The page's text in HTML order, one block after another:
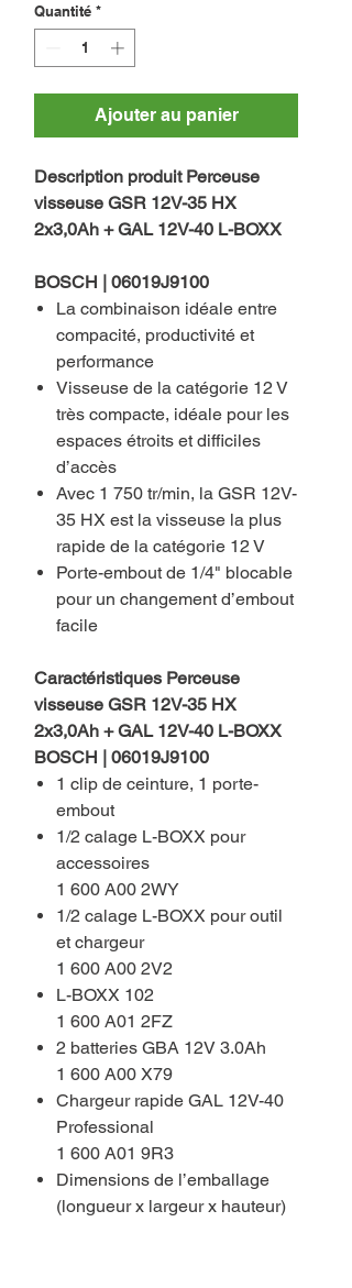
Quantité *
Ajouter au panier
Description produit Perceuse
visseuse GSR 12V-35 HX
2x3,0Ah + GAL 12V-40 L-BOXX
BOSCH | 06019J9100
La combinaison idéale entre
compacité, productivité et
performance
Visseuse de la catégorie 12 V
très compacte, idéale pour les
espaces étroits et difficiles
d’accès
Avec 1 750 tr/min, la GSR 12V-
35 HX est la visseuse la plus
rapide de la catégorie 12 V
Porte-embout de 1/4" blocable
pour un changement d’embout
facile
Caractéristiques Perceuse
visseuse GSR 12V-35 HX
2x3,0Ah + GAL 12V-40 L-BOXX
BOSCH | 06019J9100
1 clip de ceinture, 1 porte-
embout
1/2 calage L-BOXX pour
accessoires
1 600 A00 2WY
1/2 calage L-BOXX pour outil
et chargeur
1 600 A00 2V2
L-BOXX 102
1 600 A01 2FZ
2 batteries GBA 12V 3.0Ah
1 600 A00 X79
Chargeur rapide GAL 12V-40
Professional
1 600 A01 9R3
Dimensions de l’emballage
(longueur x largeur x hauteur)